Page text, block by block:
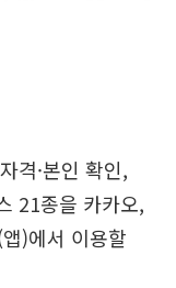
격·본인 확인,
21종을 카카오,
)에서 이용할